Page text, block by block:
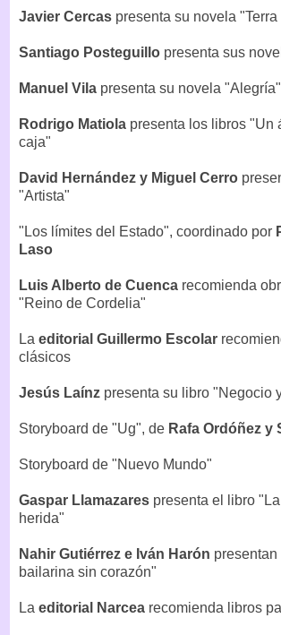
Javier Cercas presenta su novela "Terra
Santiago Posteguillo presenta sus
Manuel Vila presenta su novela "Alegría"
Rodrigo Matiola presenta los libros "Un
caja"
David Hernández y Miguel Cerro
"Artista"
"Los límites del Estado", coordinado por
Laso
Luis Alberto de Cuenca recomienda
"Reino de Cordelia"
La editorial Guillermo Escolar
clásicos
Jesús Laínz presenta su libro "Negocio
Storyboard de "Ug", de Rafa Ordóñez y
Storyboard de "Nuevo Mundo"
Gaspar Llamazares presenta el libro
herida"
Nahir Gutiérrez e Iván Harón
bailarina sin corazón"
La editorial Narcea recomienda libros